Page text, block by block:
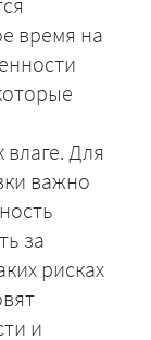
время на
Для
важно
за
рисках
и
23